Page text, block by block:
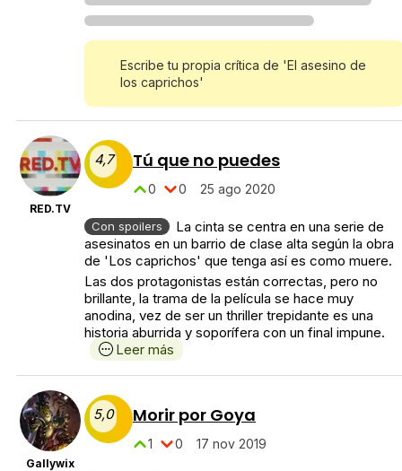
Escribe tu propia crítica de 'El asesino de
los caprichos'
RED.TV
4,7 Tú que no puedes
0 0 25 ago 2020
Con spoilers
La cinta se centra en una serie de
asesinatos en un barrio de clase alta según la obra
de 'Los caprichos' que tenga así es como muere.
Las dos protagonistas están correctas, pero no
brillante, la trama de la película se hace muy
anodina, vez de ser un thriller trepidante es una
historia aburrida y soporífera con un final impune.
Leer más
Gallywix
5,0 Morir por Goya
1 0 17 nov 2019